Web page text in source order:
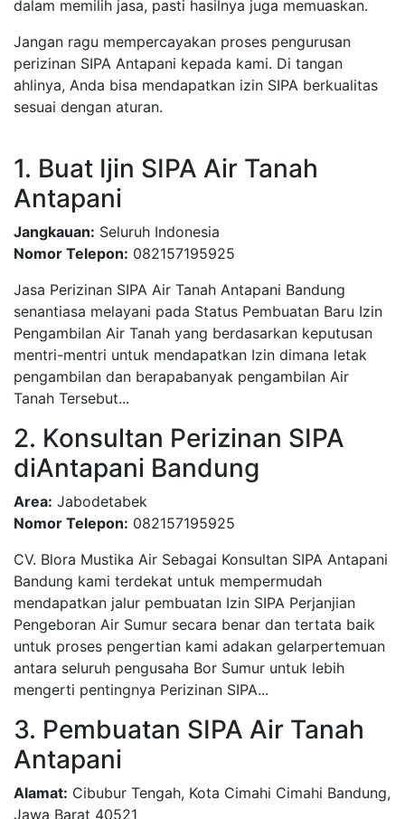
dalam memilih jasa, pasti hasilnya juga memuaskan.
Jangan ragu mempercayakan proses pengurusan
perizinan SIPA Antapani kepada kami. Di tangan
ahlinya, Anda bisa mendapatkan izin SIPA berkualitas
sesuai dengan aturan.
1. Buat Ijin SIPA Air Tanah
Antapani
Jangkauan: Seluruh Indonesia
Nomor Telepon: 082157195925
Jasa Perizinan SIPA Air Tanah Antapani Bandung
senantiasa melayani pada Status Pembuatan Baru Izin
Pengambilan Air Tanah yang berdasarkan keputusan
mentri-mentri untuk mendapatkan Izin dimana letak
pengambilan dan berapabanyak pengambilan Air
Tanah Tersebut...
2. Konsultan Perizinan SIPA
diAntapani Bandung
Area: Jabodetabek
Nomor Telepon: 082157195925
CV. Blora Mustika Air Sebagai Konsultan SIPA Antapani
Bandung kami terdekat untuk mempermudah
mendapatkan jalur pembuatan Izin SIPA Perjanjian
Pengeboran Air Sumur secara benar dan tertata baik
untuk proses pengertian kami adakan gelarpertemuan
antara seluruh pengusaha Bor Sumur untuk lebih
mengerti pentingnya Perizinan SIPA...
3. Pembuatan SIPA Air Tanah
Antapani
Alamat: Cibubur Tengah, Kota Cimahi Cimahi Bandung,
Jawa Barat 40521